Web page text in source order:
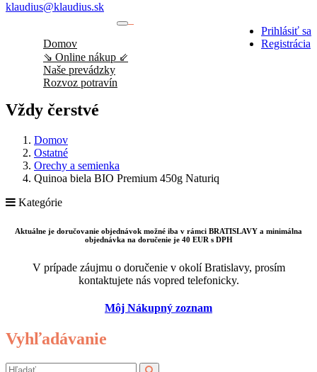
klaudius@klaudius.sk
Prihlásiť sa
Registrácia
Domov
⇘ Online nákup ⇙
Naše prevádzky
Rozvoz potravín
Vždy čerstvé
Domov
Ostatné
Orechy a semienka
Quinoa biela BIO Premium 450g Naturiq
Kategórie
Aktuálne je doručovanie objednávok možné iba v rámci BRATISLAVY a minimálna
objednávka na doručenie je 40 EUR s DPH
V prípade záujmu o doručenie v okolí Bratislavy, prosím
kontaktujete nás vopred telefonicky.
Môj Nákupný zoznam
Vyhľadávanie